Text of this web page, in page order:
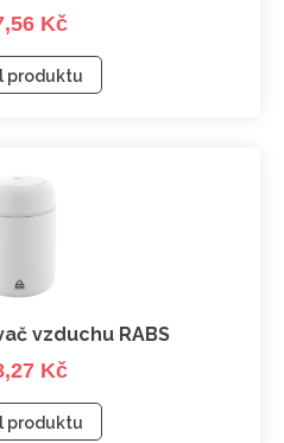
Kč
produktu
vzduchu RABS
Kč
produktu